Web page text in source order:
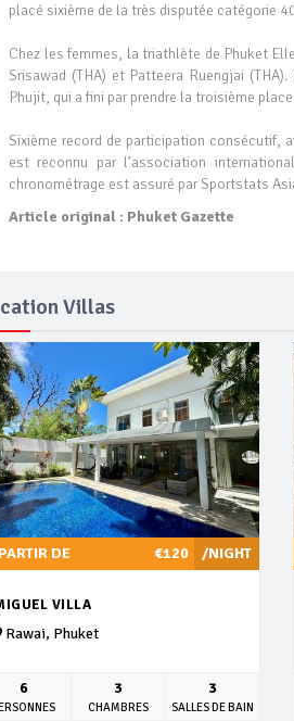
placé sixième de la très disputée catégorie
Chez les femmes, la triathlète de Phuket
Srisawad (THA) et Patteera Ruengjai
Phujit, qui a fini par prendre la troisième
Sixième record de participation consécutif,
est reconnu par l’association
chronométrage est assuré par Sportstats
Article original : Phuket Gazette
Villas
/NIGHT
DE €120
VILLA
Rawai, Phuket
6 3
CHAMBRES
3
SALLES DE BAIN